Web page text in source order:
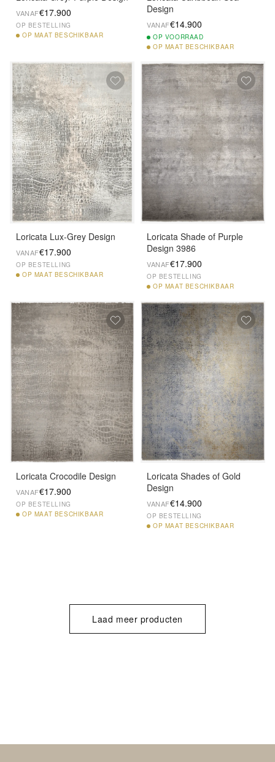
VANAF€17.900
OP BESTELLING
OP MAAT BESCHIKBAAR
Design
VANAF€14.900
OP VOORRAAD
OP MAAT BESCHIKBAAR
Loricata Lux-Grey Design
VANAF€17.900
OP BESTELLING
OP MAAT BESCHIKBAAR
Loricata Shade of Purple
Design 3986
VANAF€17.900
OP BESTELLING
OP MAAT BESCHIKBAAR
Loricata Crocodile Design
VANAF€17.900
OP BESTELLING
OP MAAT BESCHIKBAAR
Loricata Shades of Gold
Design
VANAF€14.900
OP BESTELLING
OP MAAT BESCHIKBAAR
Laad meer producten